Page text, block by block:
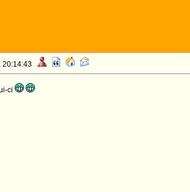
20:14:43
ci